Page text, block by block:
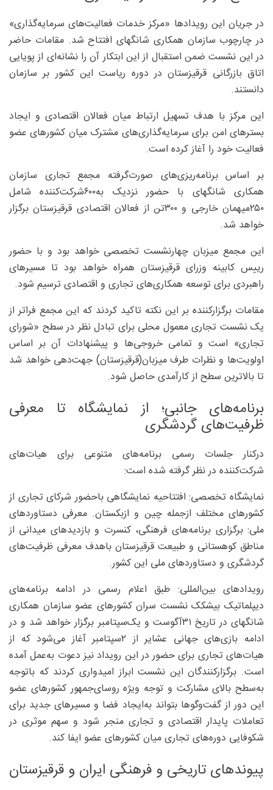
در جریان این رویدادها «مرکز خدمات فعالیت‌های سرمایه‌گذاری»
در چارچوب سازمان همکاری شانگهای افتتاح شد. مقامات حاضر
در این نشست ضمن استقبال از این ابتکار آن را نشانه‌ای از پویایی
اتاق بازرگانی قرقیزستان در دوره ریاست این کشور بر سازمان
دانستند.
این مرکز با هدف تسهیل ارتباط میان فعالان اقتصادی و ایجاد
بسترهای امن برای سرمایه‌گذاری‌های مشترک میان کشورهای عضو
فعالیت خود را آغاز کرده است.
بر اساس برنامه‌ریزی‌های صورت‌گرفته مجمع تجاری سازمان
همکاری شانگهای با حضور نزدیک به‌۶۰۰شرکت‌کننده شامل
۲۵۰‌میهمان خارجی و ۳۰۰تن از فعالان اقتصادی قرقیزستان برگزار
خواهد شد.
این مجمع میزبان چهارنشست تخصصی خواهد بود و با حضور
رییس کابینه وزرای قرقیزستان همراه خواهد بود تا مسیرهای
راهبردی برای توسعه همکاری‌های تجاری و اقتصادی ترسیم شود.
مقامات برگزارکننده بر این نکته تاکید کردند که این مجمع فراتر از
یک نشست تجاری معمول محلی برای تبادل نظر در سطح «شورای
تجاری» است و تمامی خروجی‌ها و پیشنهادات آن بر اساس
اولویت‌ها و نظرات طرف میزبان(قرقیزستان) جهت‌دهی خواهد شد
تا بالاترین سطح از کارآمدی حاصل شود.
برنامه‌های جانبی؛ از نمایشگاه تا معرفی
ظرفیت‌های گردشگری
درکنار جلسات رسمی برنامه‌های متنوعی برای هیات‌های
شرکت‌کننده در نظر گرفته شده است:
نمایشگاه تخصصی: افتتاحیه نمایشگاهی باحضور شرکای تجاری از
کشورهای مختلف ازجمله چین و ازبکستان. معرفی دستاوردهای
ملی: برگزاری برنامه‌های فرهنگی، کنسرت و بازدیدهای میدانی از
مناطق کوهستانی و طبیعت قرقیزستان باهدف معرفی ظرفیت‌های
گردشگری و دستاوردهای ملی این کشور.
رویدادهای بین‌المللی: طبق اعلام رسمی در ادامه برنامه‌های
دیپلماتیک بیشکک نشست سران کشورهای عضو سازمان همکاری
شانگهای در تاریخ ۳۱آگوست و یک‌سپتامبر برگزار خواهد شد و در
ادامه بازی‌های جهانی عشایر از ۲سپتامبر آغاز می‌شود که از
هیات‌های تجاری برای حضور در این رویداد نیز دعوت به‌عمل آمده
است. برگزارکنندگان این نشست ابراز امیدواری کردند که باتوجه
به‌سطح بالای مشارکت و توجه ویژه روسای‌جمهور کشورهای عضو
این دور از گفت‌وگوها بتواند به‌ایجاد فضا و مسیرهای جدید برای
تعاملات پایدار اقتصادی و تجاری منجر شود و سهم موثری در
شکوفایی دوره‌های تجاری میان کشورهای عضو ایفا کند.
پیوندهای تاریخی و فرهنگی ایران و قرقیزستان